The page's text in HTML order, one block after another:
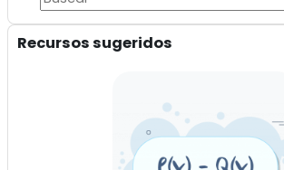
Salta Recursos sugeridos
Recursos sugeridos